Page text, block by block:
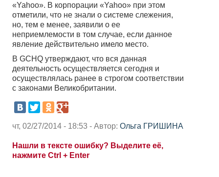
«Yahoo». В корпорации «Yahoo» при этом
отметили, что не знали о системе слежения,
но, тем е менее, заявили о ее
неприемлемости в том случае, если данное
явление действительно имело место.
В GCHQ утверждают, что вся данная
деятельность осуществляется сегодня и
осуществлялась ранее в строгом соответствии
с законами Великобритании.
чт, 02/27/2014 - 18:53 - Автор: Ольга ГРИШИНА
Нашли в тексте ошибку? Выделите её,
нажмите Ctrl + Enter